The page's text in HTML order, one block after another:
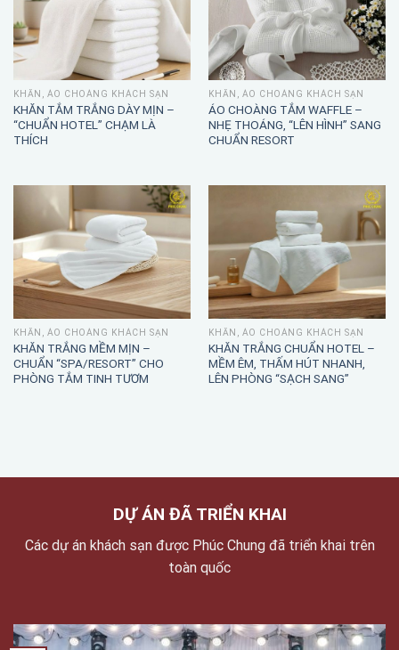
KHĂN, ÁO CHOÀNG KHÁCH SẠN
KHĂN TẮM TRẮNG DÀY MỊN –
“CHUẨN HOTEL” CHẠM LÀ
THÍCH
KHĂN, ÁO CHOÀNG KHÁCH SẠN
ÁO CHOÀNG TẮM WAFFLE –
NHẸ THOÁNG, “LÊN HÌNH” SANG
CHUẨN RESORT
KHĂN, ÁO CHOÀNG KHÁCH SẠN
KHĂN TRẮNG MỀM MỊN –
CHUẨN “SPA/RESORT” CHO
PHÒNG TẮM TINH TƯƠM
KHĂN, ÁO CHOÀNG KHÁCH SẠN
KHĂN TRẮNG CHUẨN HOTEL –
MỀM ÊM, THẤM HÚT NHANH,
LÊN PHÒNG “SẠCH SANG”
DỰ ÁN ĐÃ TRIỂN KHAI
Các dự án khách sạn được Phúc Chung đã triển khai trên
toàn quốc